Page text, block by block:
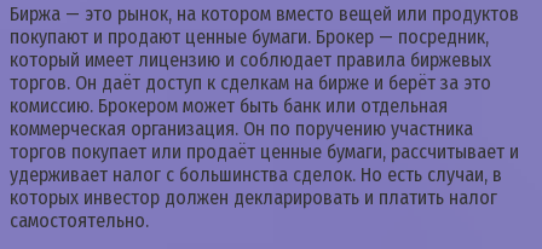
Биржа — это рынок, на котором вместо вещей или продуктов
покупают и продают ценные бумаги. Брокер — посредник,
который имеет лицензию и соблюдает правила биржевых
торгов. Он даёт доступ к сделкам на бирже и берёт за это
комиссию. Брокером может быть банк или отдельная
коммерческая организация. Он по поручению участника
торгов покупает или продаёт ценные бумаги, рассчитывает и
удерживает налог с большинства сделок. Но есть случаи, в
которых инвестор должен декларировать и платить налог
самостоятельно.